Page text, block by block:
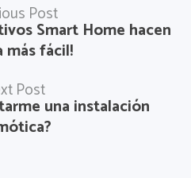
Smart Home hacen
más fácil!
Post
una instalación
Post